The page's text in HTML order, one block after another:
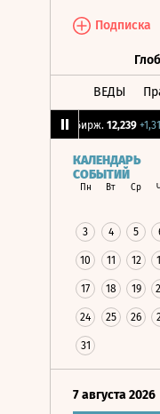
Подписка
ВЕДЫ
CNY Бирж. 12,239
КАЛЕНДАРЬ
СОБЫТИЙ
Пн Вт Ср
3 4 5
10 11 12
17 18 19
24 25 26
31
7 августа 2026